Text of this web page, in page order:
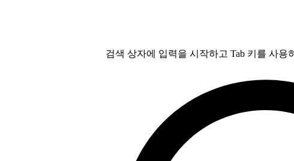
검색 상자에 입력을 시작하고 Tab 키를 사용